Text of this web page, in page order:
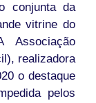
conjunta da
vitrine do
Associação
realizadora
o destaque
pelos